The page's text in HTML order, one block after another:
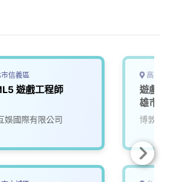
n
k
信義區
遊戲工程師
娛國際有限公司
高雄
遊戲
雄市)
博敦電